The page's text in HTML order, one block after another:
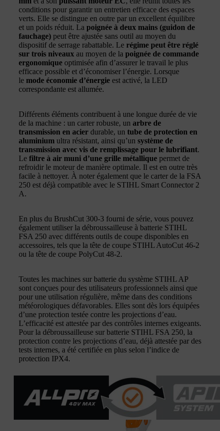
conditions pour garantir un entretien efficace des espaces
verts. Elle se distingue en outre par un excellent équilibre
et un poids réduit. La poignée à deux mains (guidon de
fauchage) peut être ajustée sans outil au moyen du
dispositif de serrage rabattable. Le régime peut être réglé
sur trois niveaux au moyen de la poignée de commande
ergonomique optimisée afin d’assurer le travail le plus
efficace possible et d’économiser l’énergie. Lorsque
le mode économie d’énergie est activé, la LED
correspondante est allumée.
Différents éléments contribuent à une longue durée de vie
de la machine : un carter robuste, un arbre de
transmission en acier durable, un tube de protection en
aluminium ultra résistant, ainsi qu’un système de
transmission avec vis de remplissage pour le lubrifiant.
Le filtre à air muni d’une grille métallique permet de
refroidir le moteur de manière optimale. Il est en outre très
facile à nettoyer. À noter également que le carter de la FSA
250 est déjà compatible avec le STIHL Smart Connector 2
A.
En plus du BrushCut 300-3 fourni de série, vous pouvez
également utiliser la débroussailleuse à batterie STIHL
FSA 250 avec différents outils de coupe disponibles en
accessoires, tels que la tête de coupe STIHL AutoCut 46-2
ou la tête de coupe PolyCut 48-2.
Toutes les machines sur batterie du système STIHL AP
sont conçues pour des utilisateurs professionnels ainsi que
pour une utilisation régulière, même dans des conditions
météorologiques défavorables. Elles sont dès lors équipées
d’une protection testée contre les projections d’eau.
L’efficacité est attestée par des contrôles internes exigeants.
Pour la débroussailleuse sur batterie STIHL FSA 250, la
protection contre les projections d’eau, déjà attestée par des
tests internes, a été certifiée en plus selon l’indice de
protection IPX4.